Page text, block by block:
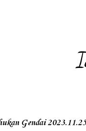
Gendai